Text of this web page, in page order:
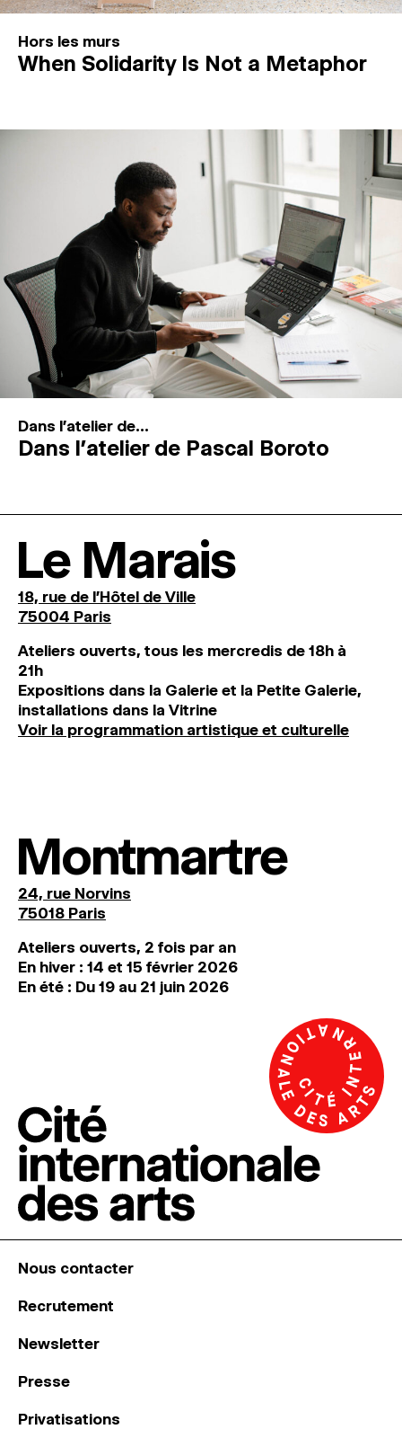
Hors les murs
When Solidarity Is Not a Metaphor
Dans l'atelier de...
Dans l’atelier de Pascal Boroto
Le Marais
18, rue de l'Hôtel de Ville
75004 Paris
Ateliers ouverts, tous les mercredis de 18h à
21h
Expositions dans la Galerie et la Petite Galerie,
installations dans la Vitrine
Voir la programmation artistique et culturelle
Montmartre
24, rue Norvins
75018 Paris
Ateliers ouverts, 2 fois par an
En hiver : 14 et 15 février 2026
En été : Du 19 au 21 juin 2026
Nous contacter
Recrutement
Newsletter
Presse
Privatisations